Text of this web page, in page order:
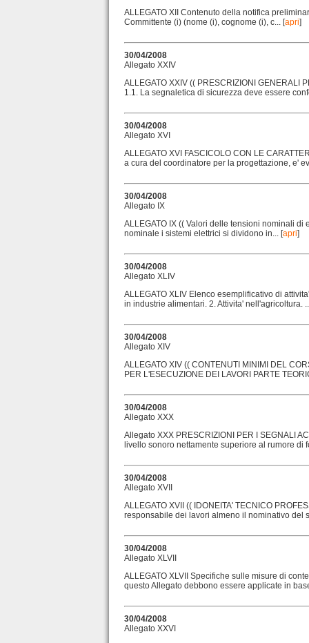
ALLEGATO XII Contenuto della notifica
Committente (i) (nome (i), cognome (i), c... [apri]
30/04/2008
Allegato XXIV
ALLEGATO XXIV (( PRESCRIZIONI GENERALI
1.1. La segnaletica di sicurezza deve essere
30/04/2008
Allegato XVI
ALLEGATO XVI FASCICOLO CON LE
a cura del coordinatore per la progettazione, e'
30/04/2008
Allegato IX
ALLEGATO IX (( Valori delle tensioni nominali
nominale i sistemi elettrici si dividono in... [apri]
30/04/2008
Allegato XLIV
ALLEGATO XLIV Elenco esemplificativo di
in industrie alimentari. 2. Attivita' nell'agricoltura.
30/04/2008
Allegato XIV
ALLEGATO XIV (( CONTENUTI MINIMI DEL
PER L'ESECUZIONE DEI LAVORI PARTE
30/04/2008
Allegato XXX
Allegato XXX PRESCRIZIONI PER I SEGNALI
livello sonoro nettamente superiore al rumore di
30/04/2008
Allegato XVII
ALLEGATO XVII (( IDONEITA' TECNICO
responsabile dei lavori almeno il nominativo del
30/04/2008
Allegato XLVII
ALLEGATO XLVII Specifiche sulle misure di
questo Allegato debbono essere applicate in
30/04/2008
Allegato XXVI